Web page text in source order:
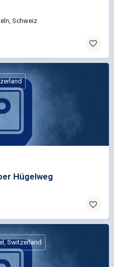
Schweiz
Hügelweg
Switzerland